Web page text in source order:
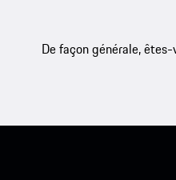
De façon générale,